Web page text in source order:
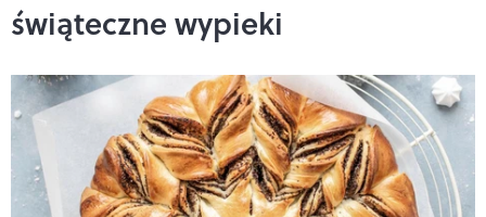
świąteczne wypieki